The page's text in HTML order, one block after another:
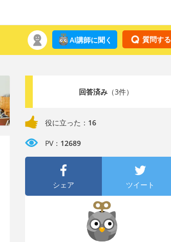
質問する
AI講師に聞く
回答済み（3件）
役に立った： 16
PV： 12689
シェア ツイート